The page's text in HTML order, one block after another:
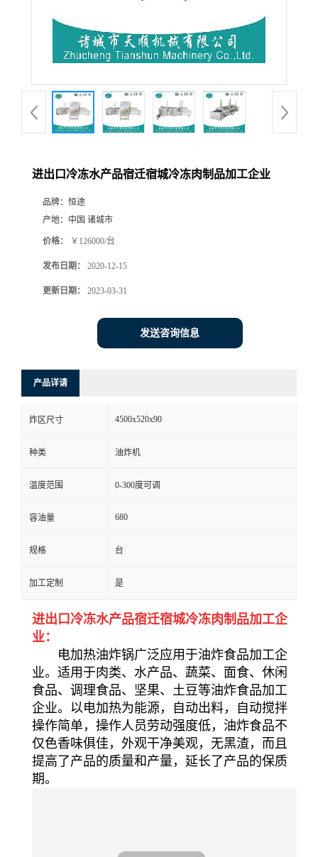
进出口冷冻水产品宿迁宿城冷冻肉制品加工企业
品牌： 恒途
产地： 中国 诸城市
价格： ￥126000/台
发布日期： 2020-12-15
更新日期： 2023-03-31
发送咨询信息
产品详请
炸区尺寸 4500x520x90
种类 油炸机
温度范围 0-300度可调
容油量 680
规格 台
加工定制 是
进出口冷冻水产品宿迁宿城冷冻肉制品加工企
业：
电加热油炸锅广泛应用于油炸食品加工企
业。适用于肉类、水产品、蔬菜、面食、休闲
食品、调理食品、坚果、土豆等油炸食品加工
企业。以电加热为能源，自动出料，自动搅拌
操作简单，操作人员劳动强度低，油炸食品不
仅色香味俱佳，外观干净美观，无黑渣，而且
提高了产品的质量和产量，延长了产品的保质
期。